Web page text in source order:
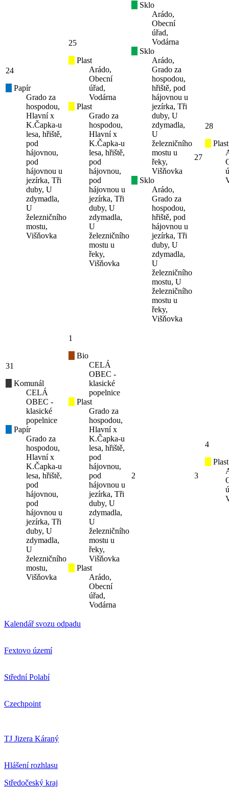
24
Papír
Grado za
hospodou,
Hlavní x
K.Čapka-u
lesa, hřiště,
pod
hájovnou,
pod
hájovnou u
jezírka, Tři
duby, U
zdymadla,
U
železničního
mostu,
Višňovka
25
Plast
Arádo,
Obecní
úřad,
Vodárna
Plast
Grado za
hospodou,
Hlavní x
K.Čapka-u
lesa, hřiště,
pod
hájovnou,
pod
hájovnou u
jezírka, Tři
duby, U
zdymadla,
U
železničního
mostu u
řeky,
Višňovka
Sklo
Arádo,
Obecní
úřad,
Vodárna
Sklo
Arádo,
Grado za
hospodou,
hřiště, pod
hájovnou u
jezírka, Tři
duby, U
zdymadla,
U
železničního
mostu u
řeky,
Višňovka
Sklo
Arádo,
Grado za
hospodou,
hřiště, pod
hájovnou u
jezírka, Tři
duby, U
zdymadla,
U
železničního
mostu, U
železničního
mostu u
řeky,
Višňovka
27
28
Plast
31
Komunál
CELÁ
OBEC -
klasické
popelnice
Papír
Grado za
hospodou,
Hlavní x
K.Čapka-u
lesa, hřiště,
pod
hájovnou,
pod
hájovnou u
jezírka, Tři
duby, U
zdymadla,
U
železničního
mostu,
Višňovka
1
Bio
CELÁ
OBEC -
klasické
popelnice
Plast
Grado za
hospodou,
Hlavní x
K.Čapka-u
lesa, hřiště,
pod
hájovnou,
pod
hájovnou u
jezírka, Tři
duby, U
zdymadla,
U
železničního
mostu u
řeky,
Višňovka
Plast
Arádo,
Obecní
úřad,
Vodárna
2 3
4
Plast
Kalendář svozu odpadu
Fextovo území
Střední Polabí
Czechpoint
TJ Jizera Káraný
Hlášení rozhlasu
Středočeský kraj